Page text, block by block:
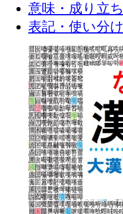
意味・成り立ち
表記・使い分け